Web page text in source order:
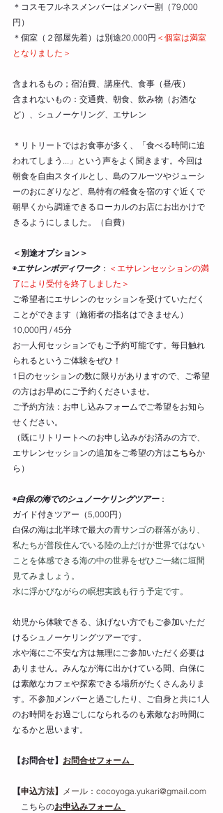
＊コスモフルネスメンバーはメンバー割（79,000
円）
＊個室（２部屋先着）は別途20,000円 ＜個室は満室
となりました＞
含まれるもの；宿泊費、講座代、食事（昼/夜）
含まれないもの：交通費、朝食、飲み物（お酒な
ど）、シュノーケリング、エサレン
＊リトリートではお食事が多く、「食べる時間に追
われてしまう...」という声をよく聞きます。今回は
朝食を自由スタイルとし、島のフルーツやジューシ
ーのおにぎりなど、島特有の軽食を宿のすぐ近くで
朝早くから調達できるローカルのお店にお出かけで
きるようにしました。（自費）
＜別途オプション＞
◉エサレンボディワーク ： ＜エサレンセッションの満
了により受付を終了しました＞
ご希望者にエサレンのセッションを受けていただく
ことができます（施術者の指名はできません）
10,000円 / 45分
お一人何セッションでもご予約可能です。毎日触れ
られるというご体験をぜひ！
1日のセッションの数に限りがありますので、ご希望
の方はお早めにご予約くださいませ。
ご予約方法：お申し込みフォームでご希望をお知ら
せください。
（既にリトリートへのお申し込みがお済みの方で、
エサレンセッションの追加をご希望の方はこちらか
ら）
◉白保の海でのシュノーケリングツアー：
ガイド付きツアー（5,000円）
白保の海は北半球で最大の青サンゴの群落があり、
私たちが普段住んでいる陸の上だけが世界ではない
ことを体感できる海の中の世界をぜひご一緒に垣間
見てみましょう。
水に浮かびながらの瞑想実践も行う予定です。
幼児から体験できる、泳げない方でもご参加いただ
けるシュノーケリングツアーです。
水や海にご不安な方は無理にご参加いただく必要は
ありません。みんなが海に出かけている間、白保に
は素敵なカフェや探索できる場所がたくさんありま
す。不参加メンバーと過ごしたり、ご自身と共に1人
のお時間をお過ごしになられるのも素敵なお時間に
なるかと思います。
【お問合せ】 お問合せフォーム
【申込方法】
メール：cocoyoga.yukari@gmail.com
こちらのお申込みフォーム